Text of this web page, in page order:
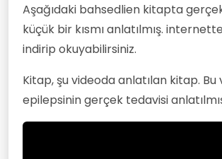
Aşağıdaki bahsedlien kitapta
küçük bir kısmı anlatılmış.
indirip okuyabilirsiniz.
Kitap, şu videoda anlatılan kitap. Bu
epilepsinin gerçek tedavisi